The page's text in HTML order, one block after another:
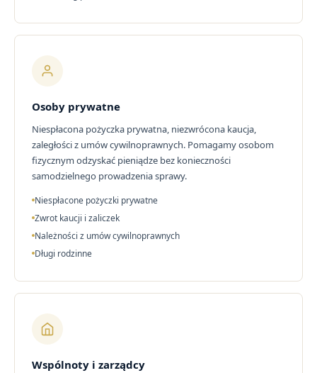
Osoby prywatne
Niespłacona pożyczka prywatna, niezwrócona kaucja,
zaległości z umów cywilnoprawnych. Pomagamy osobom
fizycznym odzyskać pieniądze bez konieczności
samodzielnego prowadzenia sprawy.
Niespłacone pożyczki prywatne
Zwrot kaucji i zaliczek
Należności z umów cywilnoprawnych
Długi rodzinne
Wspólnoty i zarządcy